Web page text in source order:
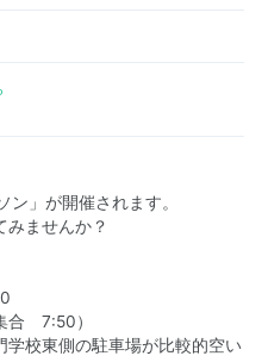
ン」が開催されます。
みませんか？
合 7:50）
学校東側の駐車場が比較的空い